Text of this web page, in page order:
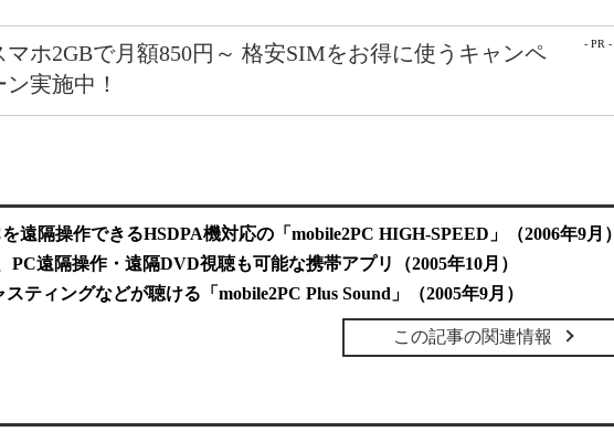
- PR -
マホ2GBで月額850円～ 格安SIMをお得に使うキャンペ
ン実施中！
遠隔操作できるHSDPA機対応の「mobile2PC HIGH-SPEED」（2006年9月）
PC遠隔操作・遠隔DVD視聴も可能な携帯アプリ（2005年10月）
ティングなどが聴ける「mobile2PC Plus Sound」（2005年9月）
この記事の関連情報